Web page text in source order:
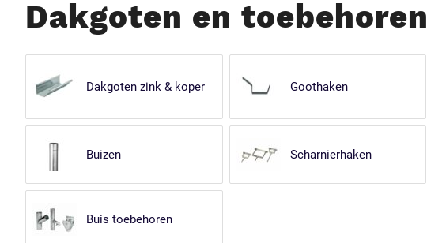
Dakgoten en toebehoren
Dakgoten zink & koper Goothaken
Buizen Scharnierhaken
Buis toebehoren